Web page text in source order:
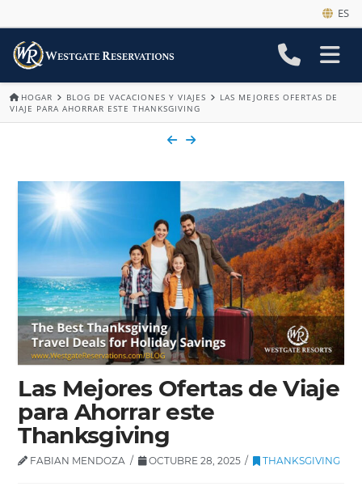
ES
HOGAR BLOG DE VACACIONES Y VIAJES
LAS MEJORES OFERTAS DE
VIAJE PARA AHORRAR ESTE THANKSGIVING
Las Mejores Ofertas de Viaje
para Ahorrar este
Thanksgiving
FABIAN MENDOZA OCTUBRE 28, 2025 THANKSGIVING